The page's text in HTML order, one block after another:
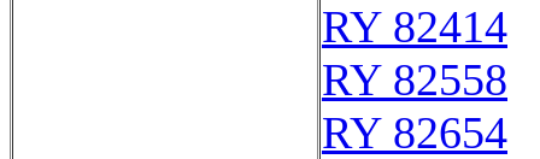
RY 82414
RY 82558
RY 82654